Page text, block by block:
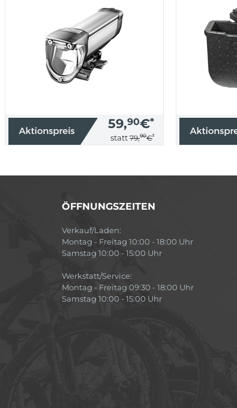
59,90€*
statt 79,90€*
ÖFFNUNGSZEITEN
Verkauf/Laden:
Montag - Freitag 10:00 - 18:00 Uhr
Samstag 10:00 - 15:00 Uhr
Werkstatt/Service:
Montag - Freitag 09:30 - 18:00 Uhr
Samstag 10:00 - 15:00 Uhr